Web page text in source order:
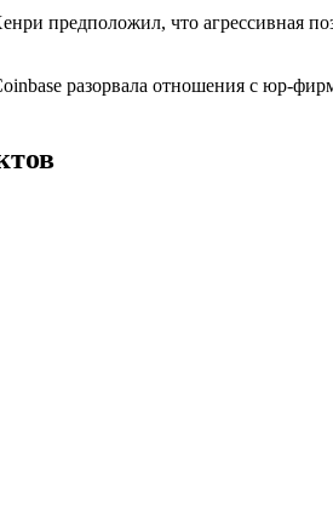
предположил, что агрессивная
разорвала отношения с юр-